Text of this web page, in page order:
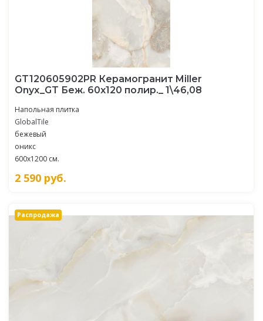
GT120605902PR Керамогранит Miller
Onyx_GT Беж. 60x120 полир._ 1\46,08
Напольная плитка
GlobalTile
бежевый
оникс
600x1200 см.
2 590 руб.
Распродажа